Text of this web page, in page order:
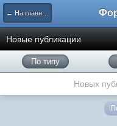
← На главную
Новые публикации
По типу
Новых